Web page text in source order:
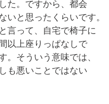
た。ですから、都会
と思ったくらいです。
言って、自宅で椅子に
以上座りっぱなしで
そういう意味では、
も悪いことではない